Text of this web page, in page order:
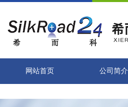
网站首页 公司简介